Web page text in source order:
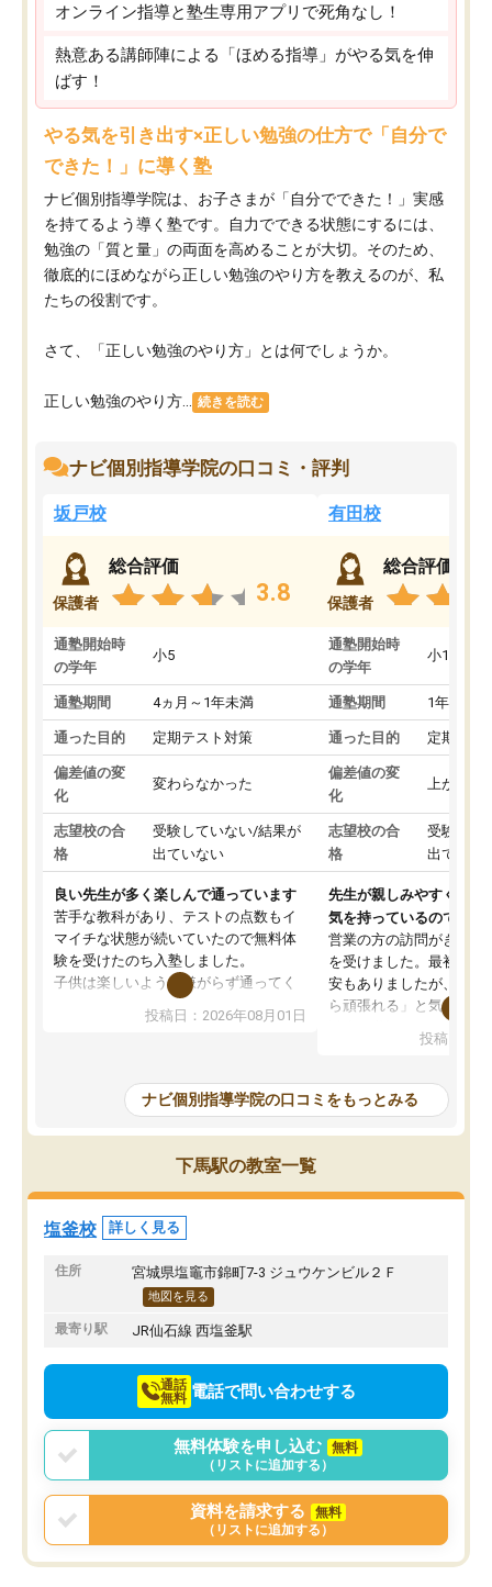
オンライン指導と塾生専用アプリで死角なし！
熱意ある講師陣による「ほめる指導」がやる気を伸
ばす！
やる気を引き出す×正しい勉強の仕方で「自分で
できた！」に導く塾
ナビ個別指導学院は、お子さまが「自分でできた！」実感
を持てるよう導く塾です。自力でできる状態にするには、
勉強の「質と量」の両面を高めることが大切。そのため、
徹底的にほめながら正しい勉強のやり方を教えるのが、私
たちの役割です。
さて、「正しい勉強のやり方」とは何でしょうか。
正しい勉強のやり方... 続きを読む
ナビ個別指導学院の口コミ・評判
坂戸校
保護者
総合評価
3.8
通塾開始時
の学年
小5
通塾期間 4ヵ月～1年未満
通った目的 定期テスト対策
偏差値の変
化
変わらなかった
志望校の合
格
受験していない/結果が
出ていない
良い先生が多く楽しんで通っています
苦手な教科があり、テストの点数もイ
マイチな状態が続いていたので無料体
験を受けたのち入塾しました。
子供は楽しいようで嫌がらず通ってく
先生は良い方が多く、いつも笑顔で対
教室は少し狭い印象なので夜の時間帯
など生徒さんが多い時間帯は手狭では
ないかな？と感じます。
また駅前にあるのでアクセスは良いで
すが駐車場がないのでお迎えの際に近
隣のコインパーキングを利用または路
上駐車をするしかない点が少し不便で
投稿日：2026年08月01日
有田校
保護者
総合評価
通塾開始時
の学年
小1
通塾期間 1年以上
通った目的 定期テス
偏差値の変
化
上がった
志望校の合
格
受験して
出ていな
先生が親しみやすく勉強
気を持っているので安心
営業の方の訪問がきっか
を受けました。最初は続
安もありましたが、子ど
ら頑張れる」と気に入り
ても分かりやすく、学
方を丁寧に教えてくださ
が深まっていると感じま
熱心で、一人ひとりの苦
前より勉強に前向きに取
りたいと思える塾です。
投稿日：
ナビ個別指導学院の口コミをもっとみる
下馬駅の教室一覧
塩釜校 詳しく見る
住所 宮城県塩竈市錦町7-3 ジュウケンビル２Ｆ
地図を見る
最寄り駅 JR仙石線 西塩釜駅
通話
無料 電話で問い合わせする
無料体験を申し込む
無料
（リストに追加する）
資料を請求する
無料
（リストに追加する）